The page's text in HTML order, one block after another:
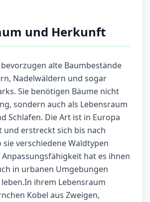
und Herkunft
alte Baumbestände
Nadelwäldern und sogar
Sie benötigen Bäume nicht
sondern auch als Lebensraum
Schlafen. Die Art ist in Europa
erstreckt sich bis nach
sie verschiedene Waldtypen
hat es ihnen
in urbanen Umgebungen
ihrem Lebensraum
Kobel aus Zweigen,